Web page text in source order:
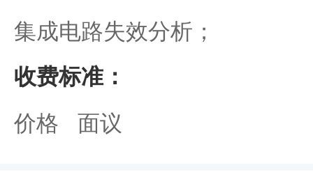
集成电路失效分析；
收费标准：
价格 面议